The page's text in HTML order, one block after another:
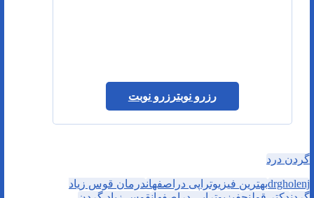
رزرو نوبترزرو نوبت
گردن درد
drgholenjبهترین فیزیوتراپی دراصفهاندرمان قوس زیاد